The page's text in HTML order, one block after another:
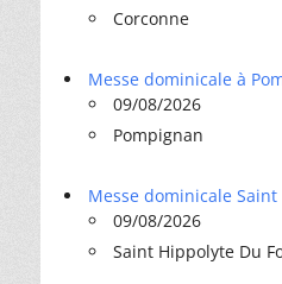
Corconne
Messe dominicale à
09/08/2026
Pompignan
Messe dominicale
09/08/2026
Saint Hippolyte Du